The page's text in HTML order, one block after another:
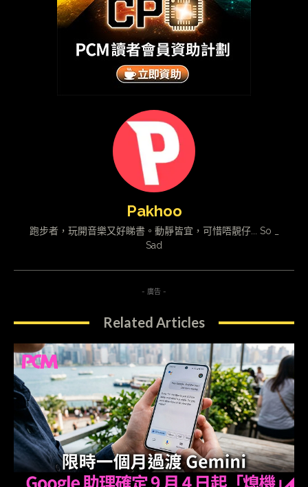
Pakhoo
跑步者，玩開音樂又好睇書。動靜皆宜，可惜唔靚仔... So _
Sad
- 廣告 -
Related Articles